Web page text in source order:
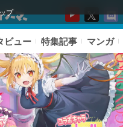
プ
ビュー 特集記事 マンガ